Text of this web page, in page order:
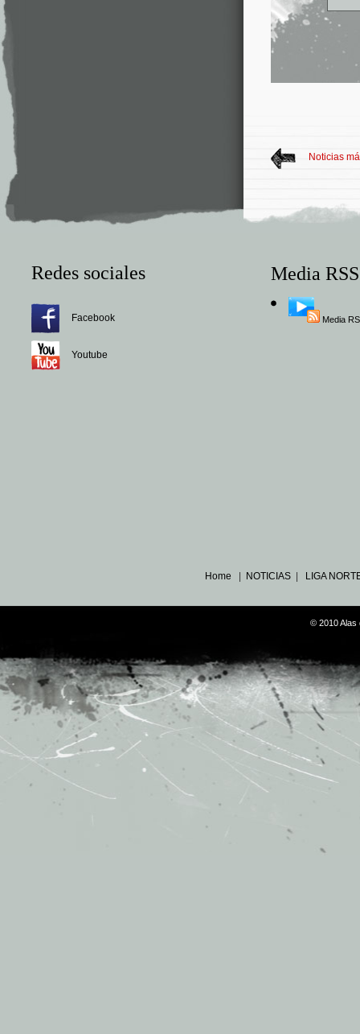
Noticias
Redes sociales
Facebook
Youtube
Media RSS
Media
Home | NOTICIAS | LIGA
© 2010 Alas